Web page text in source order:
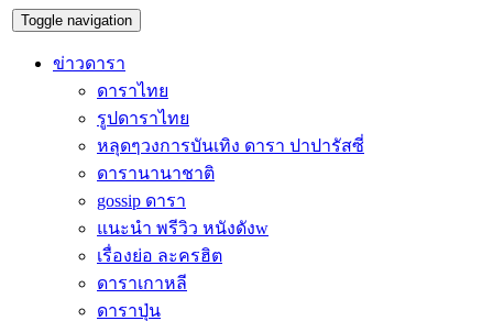
Toggle navigation
ข่าวดารา
ดาราไทย
รูปดาราไทย
หลุดๆวงการบันเทิง ดารา ปาปารัสซี่
ดารานานาชาติ
gossip ดารา
แนะนำ พรีวิว หนังดังw
เรื่องย่อ ละครฮิต
ดาราเกาหลี
ดาราปุ่น